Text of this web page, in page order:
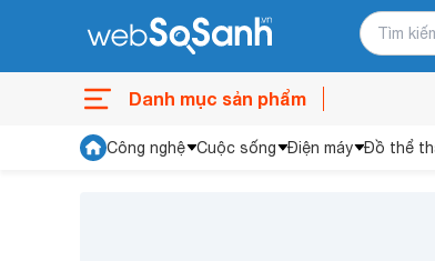
Danh mục sản phẩm
Công nghệ Cuộc sống Điện máy Đồ thể